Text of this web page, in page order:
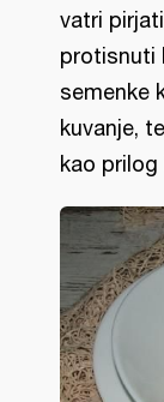
vatri
protisnuti
semenke
kuvanje,
kao